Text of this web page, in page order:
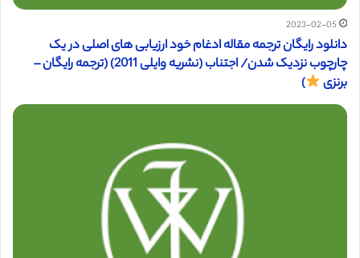
2023-02-05
دانلود رایگان ترجمه مقاله ادغام خود ارزیابی های اصلی در یک
چارچوب نزدیک شدن/ اجتناب (نشریه وایلی 2011) (ترجمه رایگان –
برنزی
)